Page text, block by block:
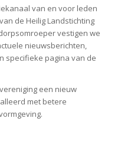
van en voor leden
de Heilig Landstichting
vestigen we
nieuwsberichten,
specifieke pagina van de
een nieuw
met betere